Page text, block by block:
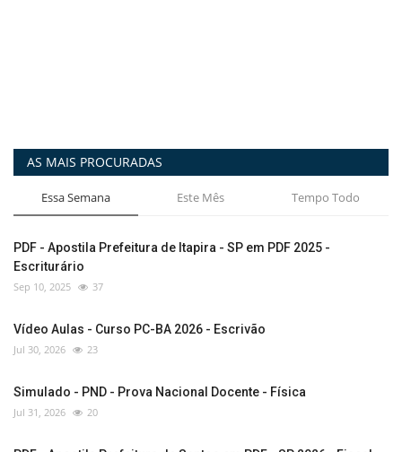
AS MAIS PROCURADAS
Essa Semana Este Mês Tempo Todo
PDF - Apostila Prefeitura de Itapira - SP em PDF 2025 -
Escriturário
Sep 10, 2025 37
Vídeo Aulas - Curso PC-BA 2026 - Escrivão
Jul 30, 2026 23
Simulado - PND - Prova Nacional Docente - Física
Jul 31, 2026 20